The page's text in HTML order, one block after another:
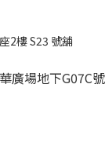
2樓 S23 號舖
廣場地下G07C